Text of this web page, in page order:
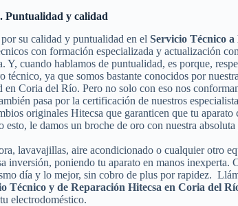
Puntualidad y calidad
su calidad y puntualidad en el Servicio Técnico a
con formación especializada y actualización
Y, cuando hablamos de puntualidad, es porque,
técnico, ya que somos bastante conocidos por
Coria del Río. Pero no solo con eso nos
pasa por la certificación de nuestros
originales Hitecsa que garanticen que tu
le damos un broche de oro con nuestra
lavavajillas, aire acondicionado o cualquier otro
inversión, poniendo tu aparato en manos inexperta.
día y lo mejor, sin cobro de plus por rapidez.
Técnico y de Reparación Hitecsa en Coria del
electrodoméstico.